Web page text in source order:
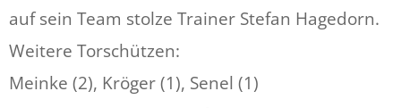
auf sein Team stolze Trainer Stefan Hagedorn.
Weitere Torschützen:
Meinke (2), Kröger (1), Senel (1)